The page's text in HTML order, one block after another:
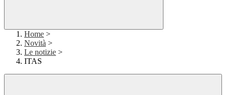
Home >
Novità >
Le notizie >
ITAS